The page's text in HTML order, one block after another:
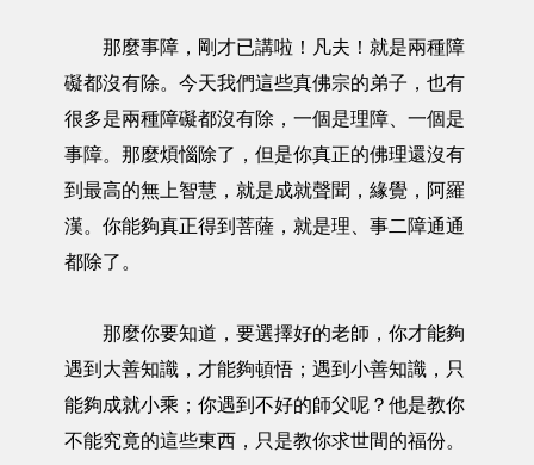
那麼事障，剛才已講啦！凡夫！就是兩種障
礙都沒有除。今天我們這些真佛宗的弟子，也有
很多是兩種障礙都沒有除，一個是理障、一個是
事障。那麼煩惱除了，但是你真正的佛理還沒有
到最高的無上智慧，就是成就聲聞，緣覺，阿羅
漢。你能夠真正得到菩薩，就是理、事二障通通
都除了。
那麼你要知道，要選擇好的老師，你才能夠
遇到大善知識，才能夠頓悟；遇到小善知識，只
能夠成就小乘；你遇到不好的師父呢？他是教你
不能究竟的這些東西，只是教你求世間的福份。